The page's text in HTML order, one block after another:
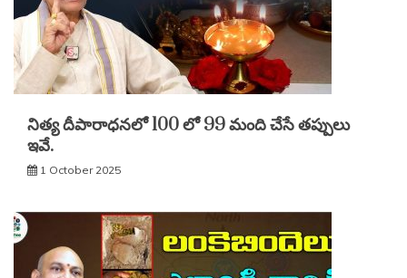
నిత్య దీపారాధనలో 100 లో 99 మంది చేసే తప్పులు
ఇవే.
1 October 2025